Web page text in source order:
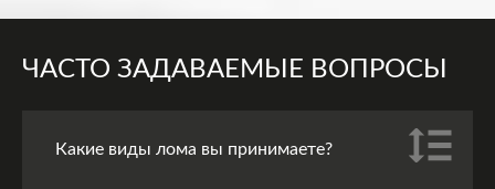
ЧАСТО ЗАДАВАЕМЫЕ ВОПРОСЫ
Какие виды лома вы принимаете?